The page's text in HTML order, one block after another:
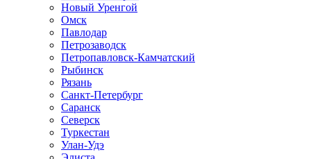
Новый Уренгой
Омск
Павлодар
Петрозаводск
Петропавловск-Камчатский
Рыбинск
Рязань
Санкт-Петербург
Саранск
Северск
Туркестан
Улан-Удэ